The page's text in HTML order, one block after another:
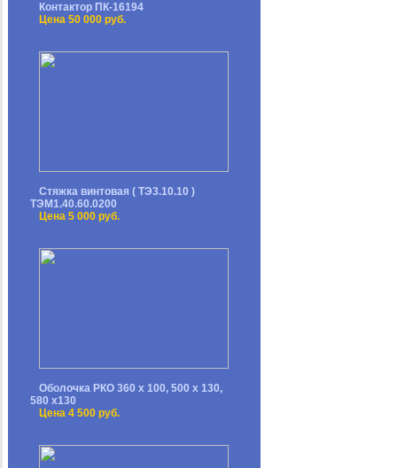
Контактор ПК-16194
Цена 50 000 руб.
Стяжка винтовая ( ТЭ3.10.10 )
ТЭМ1.40.60.0200
Цена 5 000 руб.
Оболочка РКО 360 х 100, 500 х 130,
580 х130
Цена 4 500 руб.